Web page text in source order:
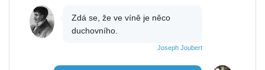
Zdá se, že ve víně je něco
duchovního.
Joseph Joubert